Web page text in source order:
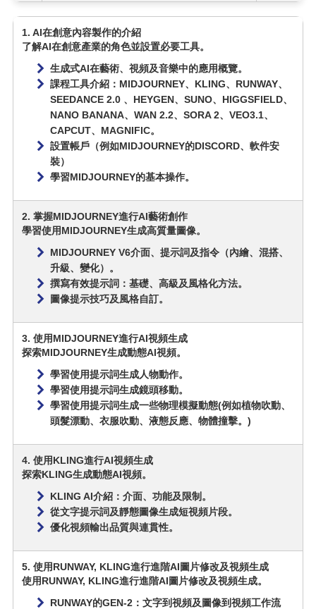
1. AI在創意內容製作的介紹
了解AI在創意產業的角色並設置必要工具。
生成式AI在藝術、視頻及音樂中的應用概覽。
課程工具介紹：MIDJOURNEY、KLING、RUNWAY、
SEEDANCE 2.0 、HEYGEN、SUNO、HIGGSFIELD、
NANO BANANA、WAN 2.2、SORA 2、VEO3.1、
CAPCUT、MAGNIFIC。
設置帳戶（例如MIDJOURNEY的DISCORD、軟件安
裝）
學習MIDJOURNEY的基本操作。
2. 掌握MIDJOURNEY進行AI藝術創作
學習使用MIDJOURNEY生成高質量圖像。
MIDJOURNEY V6介面、提示詞及指令（內繪、混搭、
升級、變化）。
撰寫有效提示詞：基礎、高級及風格化方法。
圖像提示技巧及風格自訂。
3. 使用MIDJOURNEY進行AI視頻生成
探索MIDJOURNEY生成動態AI視頻。
學習使用提示詞生成人物動作。
學習使用提示詞生成鏡頭移動。
學習使用提示詞生成一些物理模擬動態(例如植物吹動、
頭髮漂動、衣服吹動、液態反應、物體撞擊。)
4. 使用KLING進行AI視頻生成
探索KLING生成動態AI視頻。
KLING AI介紹：介面、功能及限制。
從文字提示詞及靜態圖像生成短視頻片段。
優化視頻輸出品質與連貫性。
5. 使用RUNWAY, KLING進行進階AI圖片修改及視頻生成
使用RUNWAY, KLING進行進階AI圖片修改及視頻生成。
RUNWAY的GEN-2：文字到視頻及圖像到視頻工作流